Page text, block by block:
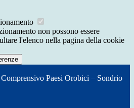
non possono essere
l'elenco nella pagina della cookie
Paesi Orobici – Sondrio